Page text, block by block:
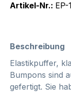
Artikel-Nr.: EP-
Beschreibung
Elastikpuffer,
Bumpons sind
gefertigt. Sie